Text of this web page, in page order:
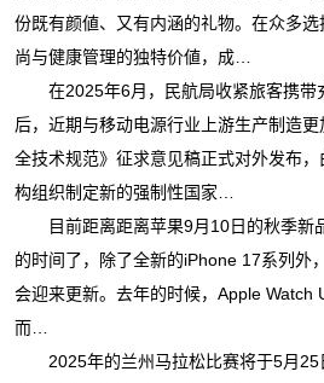
份既有颜値、又有内涵的礼物。在众多
尚与健康管理的独特价値，成…
在2025年6月，民航局收紧旅客携带
后，近期与移动电源行业上游生产制造
全技术规范》征求意见稿正式对外发布
构组织制定新的强制性国家…
目前距离距离苹果9月10日的秋季新
的时间了，除了全新的iPhone 17系列外
会迎来更新。去年的时候，Apple Watch
而…
2025年的兰州马拉松比赛将于5月25